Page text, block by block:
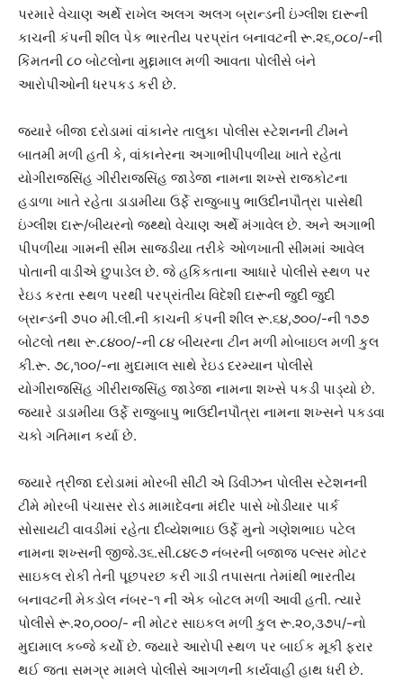
પરમારે વેચાણ અર્થે રાખેલ અલગ અલગ બ્રાન્ડની ઇંગ્લીશ દારૂની
કાચની કંપની શીલ પેક ભારતીય પરપ્રાંત બનાવટની રૂ.૨૬,૦૮૦/-ની
કિંમતની ૮૦ બોટલોના મુદ્દામાલ મળી આવતા પોલીસે બંને
આરોપીઓની ધરપકડ કરી છે.
જયારે બીજા દરોડામાં વાંકાનેર તાલુકા પોલીસ સ્ટેશનની ટીમને
બાતમી મળી હતી કે, વાંકાનેરના અગાભીપીપળીયા ખાતે રહેતા
યોગીરાજસિંહ ગીરીરાજસિંહ જાડેજા નામના શખ્સે રાજકોટના
હડાળા ખાતે રહેતા ડાડામીયા ઉર્ફે રાજુબાપુ ભાઉદીનપૌત્રા પાસેથી
ઇંગ્લીશ દારૂ/બીયરનો જથ્થો વેચાણ અર્થે મંગાવેલ છે. અને અગાભી
પીપળીયા ગામની સીમ સાજડીયા તરીકે ઓળખાતી સીમમાં આવેલ
પોતાની વાડીએ છુપાડેલ છે. જે હકિકતાના આધારે પોલીસે સ્થળ પર
રેઇડ કરતા સ્થળ પરથી પરપ્રાંતીય વિદેશી દારૂની જુદી જુદી
બ્રાન્ડની ૭૫૦ મી.લી.ની કાચની કંપની શીલ રૂ.૬૪,૭૦૦/-ની ૧૭૭
બોટલો તથા રૂ.૮૪૦૦/-ની ૮૪ બીયરના ટીન મળી મોબાઇલ મળી કુલ
કી.રૂ. ૭૮,૧૦૦/-ના મુદામાલ સાથે રેઇડ દરમ્યાન પોલીસે
યોગીરાજસિંહ ગીરીરાજસિંહ જાડેજા નામના શખ્સે પકડી પાડ્યો છે.
જયારે ડાડામીયા ઉર્ફે રાજુબાપુ ભાઉદીનપૌત્રા નામના શખ્સને પકડવા
ચકો ગતિમાન કર્યા છે.
જયારે ત્રીજા દરોડામાં મોરબી સીટી એ ડિવીઝન પોલીસ સ્ટેશનની
ટીમે મોરબી પંચાસર રોડ મામાદેવના મંદીર પાસે ખોડીયાર પાર્ક
સોસાયટી વાવડીમાં રહેતા દીવ્યેશભાઇ ઉર્ફે મુનો ગણેશભાઇ પટેલ
નામના શખ્સની જીજે.૩૬.સી.૮૪૯૭ નંબરની બજાજ પલ્સર મોટર
સાઇકલ રોકી તેની પૂછપરછ કરી ગાડી તપાસતા તેમાંથી ભારતીય
બનાવટની મેકડોલ નંબર-૧ ની એક બોટલ મળી આવી હતી. ત્યારે
પોલીસે રૂ.૨૦,૦૦૦/- ની મોટર સાઇકલ મળી કુલ રૂ.૨૦,૩૭૫/-નો
મુદામાલ કબ્જે કર્યો છે. જયારે આરોપી સ્થળ પર બાઈક મૂકી ફરાર
થઈ જતા સમગ્ર મામલે પોલીસે આગળની કાર્યવાહી હાથ ધરી છે.